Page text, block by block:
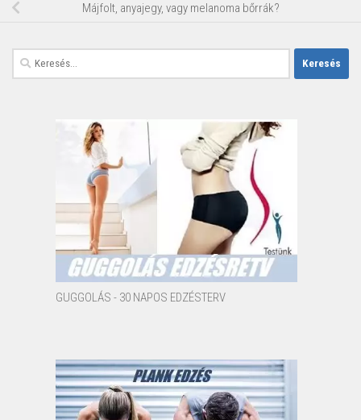
Májfolt, anyajegy, vagy melanoma bőrrák?
Keresés:
GUGGOLÁS - 30 NAPOS EDZÉSTERV